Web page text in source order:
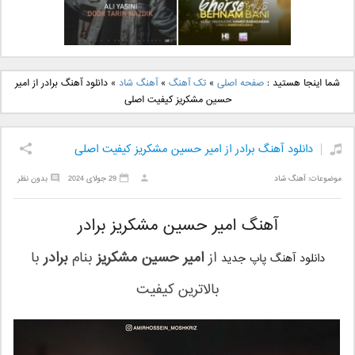
دانلود آهنگ جدید بهنام
بانی بنام قرص قمر 2
دانلود آهنگ جدید علی
یاسینی بنام دورترین نزدیک
شما اینجا هستید :صفحه اصلی »تک آهنگ »آهنگ شاد »دانلود آهنگ برادر از امیر
حسین مشکریز کیفیت اصلی
دانلود آهنگ برادر از امیر حسین مشکریز کیفیت اصلی
موضوعات:آهنگ شاد بدون نظر 29 جولای 2024
آهنگ امیر حسین مشکریز برادر
دانلود آهنگ پاپ جدید ازامیر حسین مشکریزبنامبرادربا
بالاترین کیفیت